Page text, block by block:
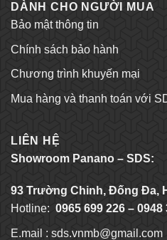
DÀNH CHO NGƯỜI MUA
Bảo mật thông tin
Chính sách bảo hành
Chương trình khuyến mại
Mua hàng và thanh toán với
LIÊN HỆ
Showroom Panano – SDS:
93 Trường Chinh, Đống Đa,
Hotline: 0965 699 226 – 0948
E.mail : sds.vnmb@gmail.com